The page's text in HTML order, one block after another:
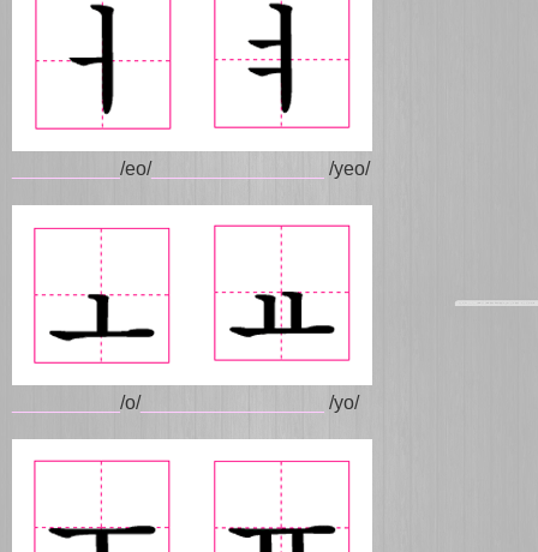
/eo/________________ /yeo/
/o/_________________ /yo/